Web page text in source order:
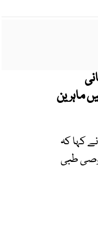
ماہرین
کہا کہ
طبی